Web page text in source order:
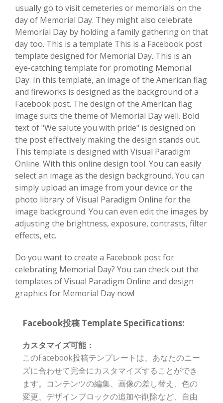
usually go to visit cemeteries or memorials on the
day of Memorial Day. They might also celebrate
Memorial Day by holding a family gathering on that
day too. This is a template This is a Facebook post
template designed for Memorial Day. This is an
eye-catching template for promoting Memorial
Day. In this template, an image of the American flag
and fireworks is designed as the background of a
Facebook post. The design of the American flag
image suits the theme of Memorial Day well. Bold
text of "We salute you with pride" is designed on
the post effectively making the design stands out.
This template is designed with Visual Paradigm
Online. With this online design tool. You can easily
select an image as the design background. You can
simply upload an image from your device or the
photo library of Visual Paradigm Online for the
image background. You can even edit the images by
adjusting the brightness, exposure, contrasts, filter
effects, etc.
Do you want to create a Facebook post for
celebrating Memorial Day? You can check out the
templates of Visual Paradigm Online and design
graphics for Memorial Day now!
Facebook投稿 Template Specifications:
カスタマイズ可能：
このFacebook投稿テンプレートは、あなたのニー
ズに合わせて完全にカスタマイズすることができ
ます。コンテンツの編集、画像の差し替え、色の
変更、デザインブロックの追加や削除など、自由